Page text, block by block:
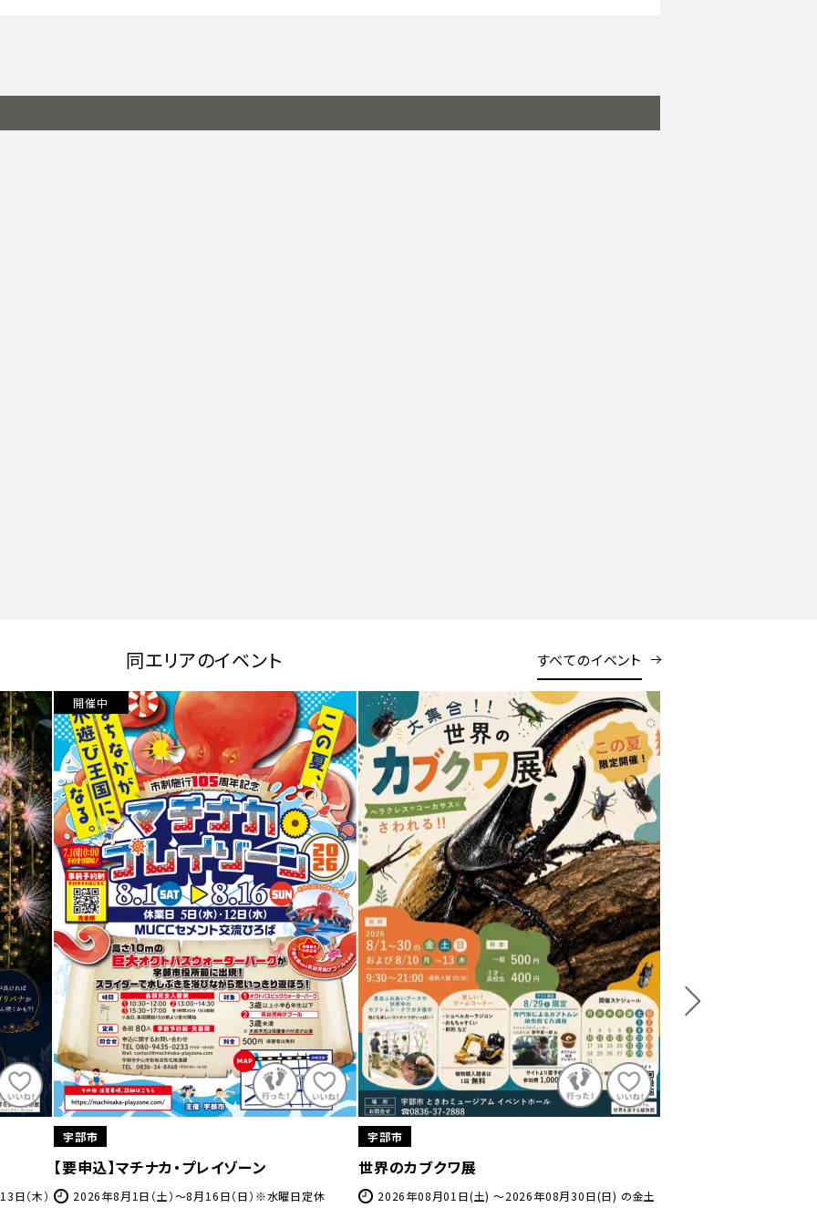
同エリアのイベント すべてのイベント
日（木）
開催中
宇部市
【要申込】マチナカ・プレイゾーン
2026年8月1日（土）～8月16日（日）※水曜日定休
宇部市
世界のカブクワ展
2026年08月01日(土) ～2026年08月30日(日) の金土